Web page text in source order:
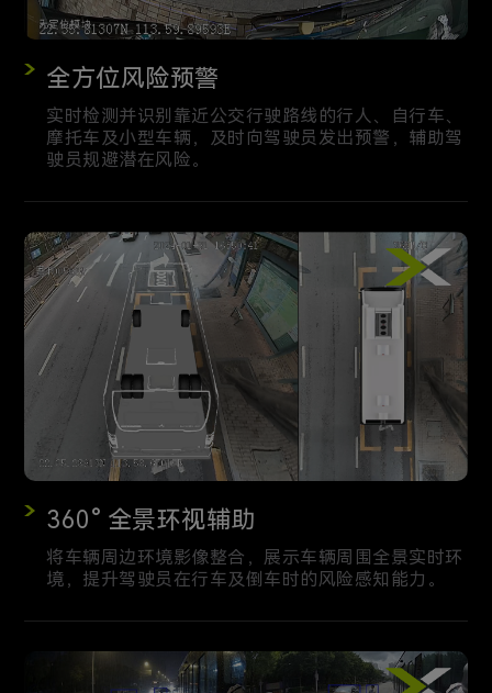
全方位风险预警
实时检测并识别靠近公交行驶路线的行人、自行车、
摩托车及小型车辆，及时向驾驶员发出预警，辅助驾
驶员规避潜在风险。
360° 全景环视辅助
将车辆周边环境影像整合，展示车辆周围全景实时环
境，提升驾驶员在行车及倒车时的风险感知能力。